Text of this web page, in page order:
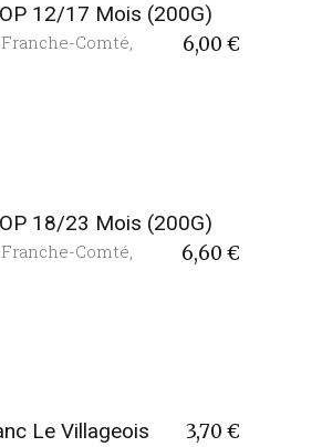
12/17 Mois (200G)
6,00 €
Comté,
18/23 Mois (200G)
6,60 €
Comté
Le Villageois 3,70 €